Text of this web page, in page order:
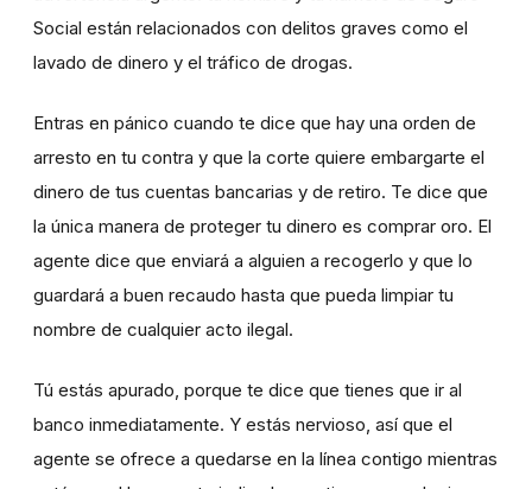
Social están relacionados con delitos graves como el
lavado de dinero y el tráfico de drogas.
Entras en pánico cuando te dice que hay una orden de
arresto en tu contra y que la corte quiere embargarte el
dinero de tus cuentas bancarias y de retiro. Te dice que
la única manera de proteger tu dinero es comprar oro. El
agente dice que enviará a alguien a recogerlo y que lo
guardará a buen recaudo hasta que pueda limpiar tu
nombre de cualquier acto ilegal.
Tú estás apurado, porque te dice que tienes que ir al
banco inmediatamente. Y estás nervioso, así que el
agente se ofrece a quedarse en la línea contigo mientras